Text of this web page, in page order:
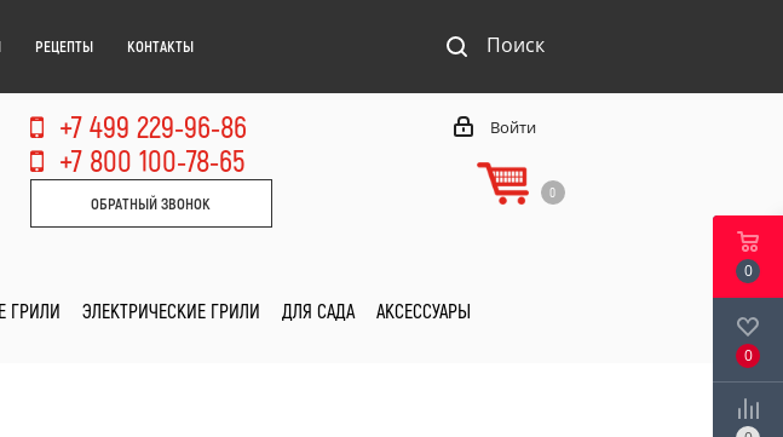
РЕЦЕПТЫ КОНТАКТЫ Поиск
+7 499 229-96-86
+7 800 100-78-65
ОБРАТНЫЙ ЗВОНОК
Войти
0
ГРИЛИ ЭЛЕКТРИЧЕСКИЕ ГРИЛИ ДЛЯ САДА АКСЕССУАРЫ
0
0